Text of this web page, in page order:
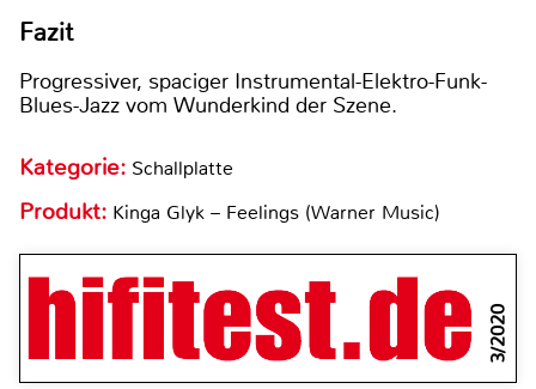
Fazit
Progressiver, spaciger Instrumental-Elektro-Funk-
Blues-Jazz vom Wunderkind der Szene.
Kategorie: Schallplatte
Produkt: Kinga Glyk – Feelings (Warner Music)
3/2020